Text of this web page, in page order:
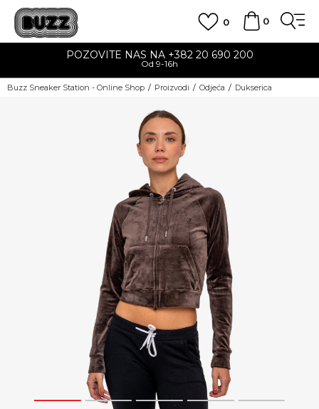
0
0
POZOVITE NAS NA +382 20 690 200
Od 9-16h
Buzz Sneaker Station - Online Shop Proizvodi Odjeća Dukserica
1 2 3 4 5